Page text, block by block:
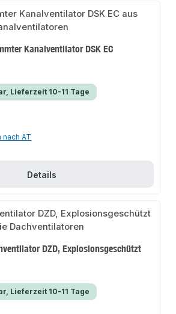
Kanalventilator DSK EC
Lieferzeit 10-11 Tage
AT
Details
DZD, Explosionsgeschützt
Lieferzeit 10-11 Tage